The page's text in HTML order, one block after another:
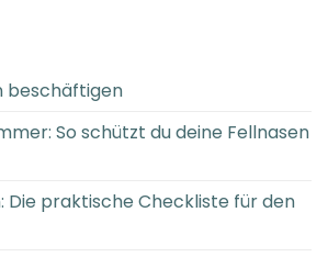
beschäftigen
So schützt du deine Fellnasen
Die praktische Checkliste für den